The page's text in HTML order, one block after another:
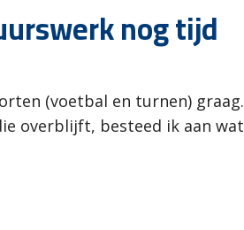
nog tijd
(voetbal en turnen) graag.
overblijft, besteed ik aan wat